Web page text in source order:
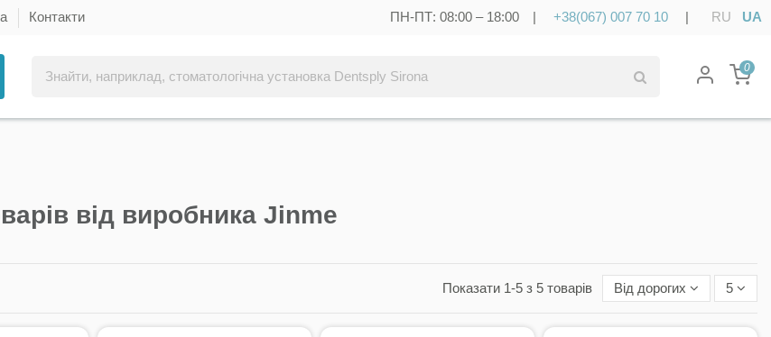
Контакти ПН-ПТ: 08:00 – 18:00 | +38(067) 007 70 10 | RU UA
0
від виробника Jinme
Показати 1-5 з 5 товарів Від дорогих 5